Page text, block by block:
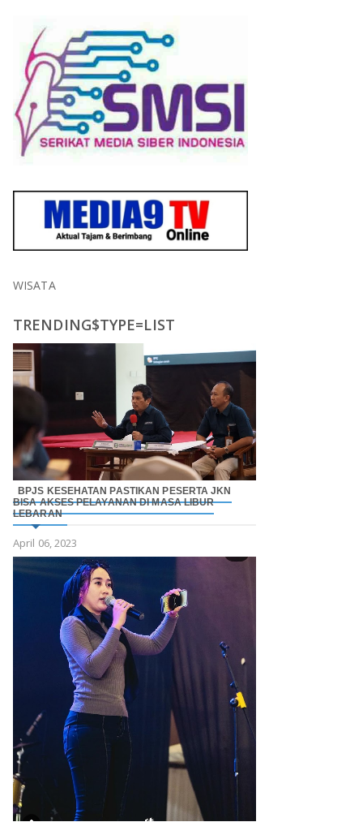
WISATA
TRENDING$TYPE=LIST
BPJS KESEHATAN PASTIKAN PESERTA JKN
BISA AKSES PELAYANAN DI MASA LIBUR
LEBARAN
April 06, 2023